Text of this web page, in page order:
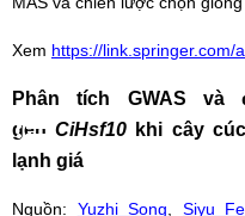
Xem https://link.springer.com/
Phân tích GWAS
gen CiHsf10 khi cây cúc
lạnh giá
Nguồn: Yuzhi Song Siyu